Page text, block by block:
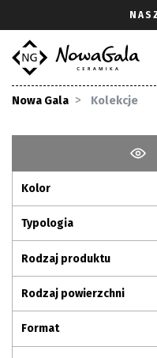
Nowa Gala Kolekcje
Kolor
Typologia
Rodzaj produktu
Rodzaj powierzchni
Format